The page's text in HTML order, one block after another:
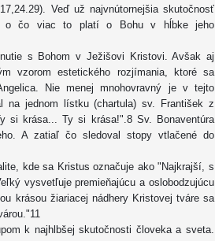
Veď už najvnútornejšia skutočnosť
o čo viac to platí o Bohu v hĺbke jeho
s Bohom v Ježišovi Kristovi. Avšak aj
vzorom estetického rozjímania, ktoré sa
Nie menej mnohovravný je v tejto
na jednom lístku (chartula) sv. František z
si krása... Ty si krása!".8 Sv. Bonaventúra
A zatiaľ čo sledoval stopy vtlačené do
kde sa Kristus označuje ako "Najkrajší, s
vysvetľuje premieňajúcu a oslobodzujúcu
krásou žiariacej nádhery Kristovej tváre sa
k najhlbšej skutočnosti človeka a sveta.